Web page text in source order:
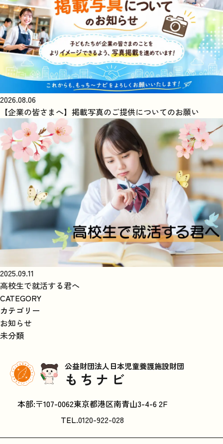
2026.08.06
【企業の皆さまへ】掲載写真のご提供についてのお願い
2025.09.11
高校生で就活する君へ
CATEGORY
カテゴリー
お知らせ
未分類
公益財団法人日本児童養護施設財団
もちナビ
本部:〒107-0062東京都港区南青山3-4-6 2F
TEL.0120-922-028